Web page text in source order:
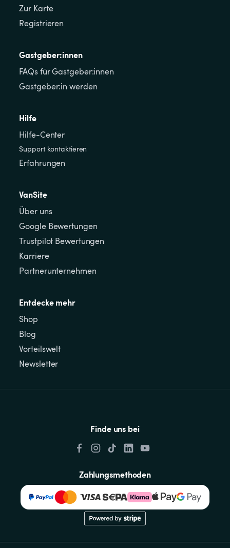
Zur Karte
Registrieren
Gastgeber:innen
FAQs für Gastgeber:innen
Gastgeber:in werden
Hilfe
Hilfe-Center
Support kontaktieren
Erfahrungen
VanSite
Über uns
Google Bewertungen
Trustpilot Bewertungen
Karriere
Partnerunternehmen
Entdecke mehr
Shop
Blog
Vorteilswelt
Newsletter
Finde uns bei
Zahlungsmethoden